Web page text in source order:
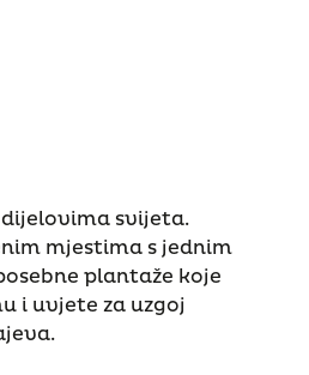
svijeta.
mjestima s jednim
plantaže koje
i uvjete za uzgoj